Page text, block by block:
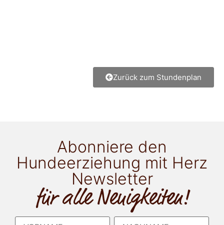
Zurück zum Stundenplan
Abonniere den
Hundeerziehung mit Herz
Newsletter
für alle Neuigkeiten!